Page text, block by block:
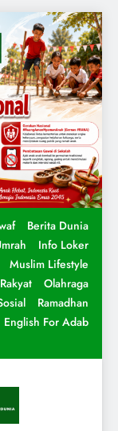
Berita Dunia
Info Loker
Muslim Lifestyle
Olahraga
Ramadhan
English For Adab